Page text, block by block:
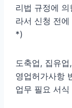
리법 규정에
라서 신청 전
*)
도축업, 집유
영업허가사항
업무 필요 서